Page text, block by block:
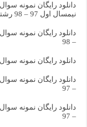
دانلود رایگان نمونه
نیمسال اول 97 – 98 رشته حسابداری
– 98
دانلود رایگان نمونه
– 97
– 97